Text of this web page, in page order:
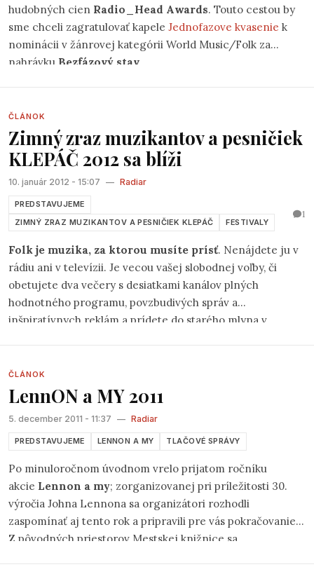
hudobných cien Radio_Head Awards. Touto cestou by
sme chceli zagratulovať kapele
Jednofazove kvasenie k
nominácii v žánrovej kategórii World Music/Folk za
nahrávku Bezfázový stav
ČLÁNOK
Zimný zraz muzikantov a pesničiek
KLEPÁČ 2012 sa blíži
10. január 2012 - 15:07 — Radiar
PREDSTAVUJEME
ZIMNÝ ZRAZ MUZIKANTOV A PESNIČIEK KLEPÁČ
FESTIVALY
1
Folk je muzika, za ktorou musíte prísť. Nenájdete ju v
rádiu ani v televízii. Je vecou vašej slobodnej voľby, či
obetujete dva večery s desiatkami kanálov plných
hodnotného programu, povzbudivých správ a
inšpiratívnych reklám a prídete do starého mlyna v
pretože ich do Bratislavy nikto nepozve zahrať -
okremHudobnej spoločnosti Gran
ČLÁNOK
LennON a MY 2011
5. december 2011 - 11:37 — Radiar
PREDSTAVUJEME LENNON A MY TLAČOVÉ SPRÁVY
Po minuloročnom úvodnom vrelo prijatom ročníku
akcie Lennon a my; zorganizovanej pri príležitosti 30.
výročia Johna Lennona sa organizátori rozhodli
zaspomínať aj tento rok a pripravili pre vás pokračovanie.
Z pôvodných priestorov Mestskej knižnice sa